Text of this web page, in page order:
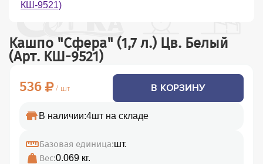
Кашпо "Сфера" (1,7 л.) Цв. Белый
(Арт. КШ-9521)
536
/ шт В КОРЗИНУ
В наличии:4шт на складе
Базовая единица:шт.
Вес:0.069 кг.